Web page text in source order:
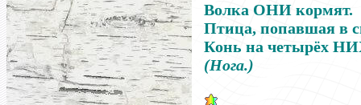
Волка ОНИ кормят.
Птица, попавшая в
Конь на четырёх
(Нога.)